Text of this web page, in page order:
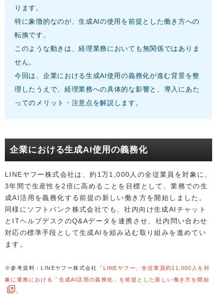
ります。
特に象徴的なのが、生成AIの使用を前提とした働き方への
転換です。
このような動きは、経理業務においても無関係ではありま
せん。
今回は、企業における生成AI使用の義務化が進む背景を整
理したうえで、経理業務への具体的な影響と、導入にあた
ってのメリット・注意点を解説します。
企業における生成AI使用の義務化
LINEヤフー株式会社は、約1万1,000人の全従業員を対象に、
3年間で生産性を2倍に高めることを目標として、業務での生
成AI活用を義務化する前提の新しい働き方を開始しました。
同様にソフトバンク株式会社でも、社内向け生成AIチャット
とITヘルプデスクのQ&Aデータを連携させ、社内問い合わせ
対応の標準手段として生成AIを組み込む取り組みを進めてい
ます。
※参考資料：LINEヤフー株式会社「 LINEヤフー、全従業員約11,000人を対
象に業務における「生成AI活用の義務化」を前提とした新しい働き方を開始
」